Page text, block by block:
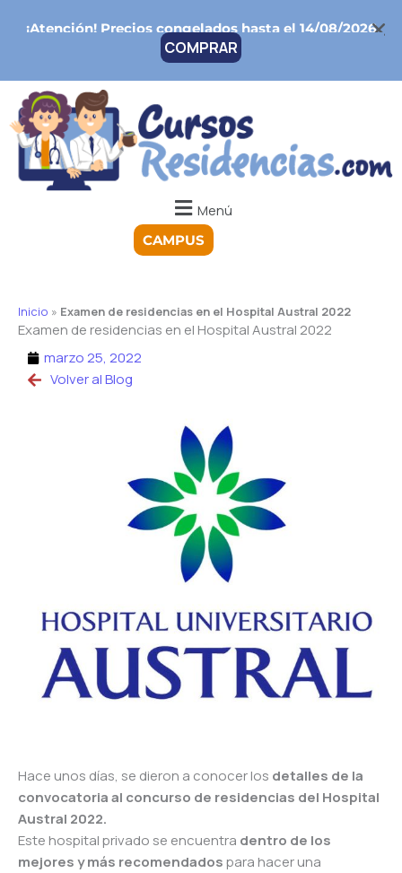
¡Atención!Precios congelados hasta el 14/08/2026
COMPRAR
Menú
CAMPUS
Inicio » Examen de residencias en el Hospital Austral 2022
Examen de residencias en el Hospital Austral 2022
marzo 25, 2022
Volver al Blog
Hace unos días, se dieron a conocer los detalles de la
convocatoria al concurso de residencias del Hospital
Austral 2022.
Este hospital privado se encuentra dentro de los
mejores y más recomendadospara hacer una